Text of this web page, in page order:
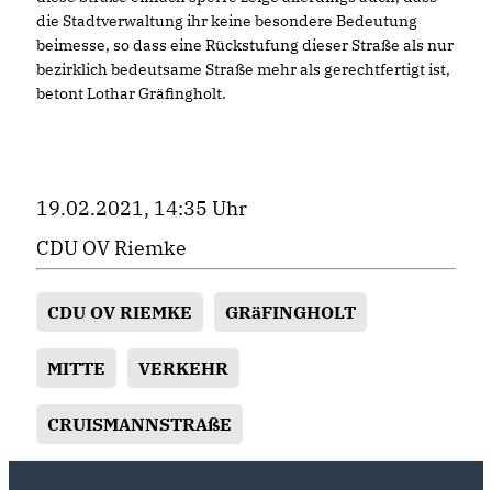
die Stadtverwaltung ihr keine besondere Bedeutung
beimesse, so dass eine Rückstufung dieser Straße als nur
bezirklich bedeutsame Straße mehr als gerechtfertigt ist,
betont Lothar Gräfingholt.
19.02.2021, 14:35 Uhr
CDU OV Riemke
CDU OV RIEMKE GRäFINGHOLT
MITTE VERKEHR
CRUISMANNSTRAßE